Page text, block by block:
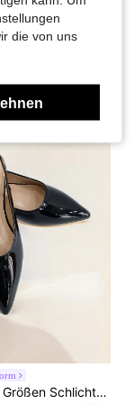
Damen Große Größen Schlichte Spitze Einfache Bequeme Lässig Ballerinas
die von uns